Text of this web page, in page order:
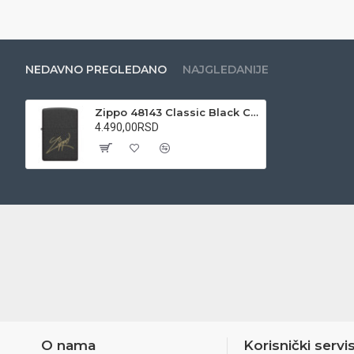
NEDAVNO PREGLEDANO NAJGLEDANIJE
Zippo 48143 Classic Black Crackle Laser Engrave
4.490,00RSD
O nama Korisnički servis